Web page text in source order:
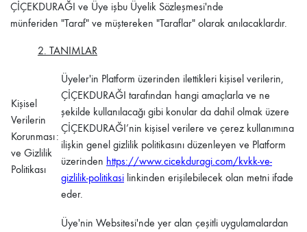
ÇİÇEKDURAĞI ve Üye işbu Üyelik Sözleşmesi'nde
münferiden "Taraf" ve müştereken "Taraflar" olarak anılacaklardır.
2. TANIMLAR
Kişisel
Verilerin
Korunması
ve Gizlilik
Politikası
:
Üyeler'in Platform üzerinden ilettikleri kişisel verilerin,
ÇİÇEKDURAĞI tarafından hangi amaçlarla ve ne
şekilde kullanılacağı gibi konular da dahil olmak üzere
ÇİÇEKDURAĞI’nin kişisel verilere ve çerez kullanımına
ilişkin genel gizlilik politikasını düzenleyen ve Platform
üzerinden https://www.cicekduragi.com/kvkk-ve-
gizlilik-politikasi linkinden erişilebilecek olan metni ifade
eder.
Üye'nin Websitesi'nde yer alan çeşitli uygulamalardan